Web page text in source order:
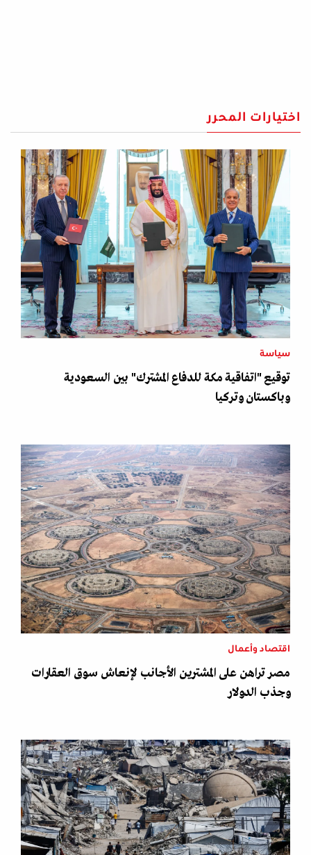
اختيارات المحرر
سياسة
توقيع "اتفاقية مكة للدفاع المشترك" بين السعودية
وباكستان وتركيا
اقتصاد وأعمال
مصر تراهن على المشترين الأجانب لإنعاش سوق العقارات
وجذب الدولار